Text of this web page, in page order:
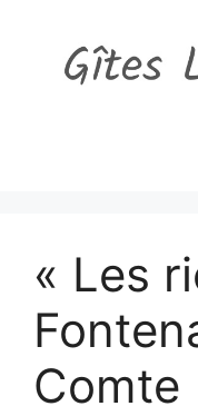
contenu
« Les
Comte